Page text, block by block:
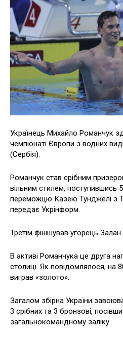
Українець Михайло Романчук
чемпіонаті Європи з водних
(Сербія).
Романчук став срібним
вільним стилем, поступившись
переможцю Казею Тунджелі з
передає Укрінформ.
Третім фінішував угорець Залан
В активі Романчука це друга
столиці. Як повідомлялося, на
виграв «золото».
Загалом збірна України
3 срібних та 3 бронзові,
загальнокомандному заліку.